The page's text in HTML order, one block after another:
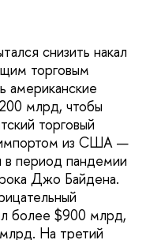
снизить накал
торговым
американские
млрд, чтобы
торговый
импортом из США —
период пандемии
Джо Байдена.
более $900 млрд,
На третий